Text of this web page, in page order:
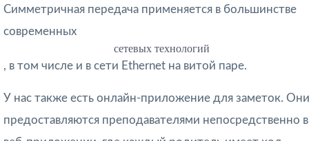
Симметричная передача применяется в большинстве
современных
сетевых технологий
, в том числе и в сети Ethernet на витой паре.
У нас также есть онлайн-приложение для заметок. Они
предоставляются преподавателями непосредственно в